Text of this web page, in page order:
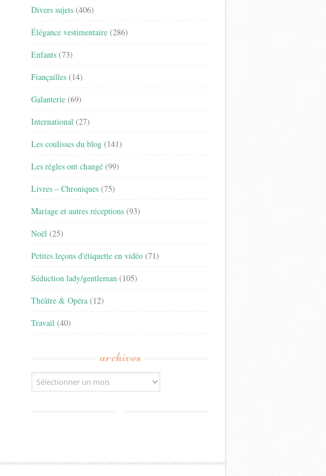
Divers sujets (406)
Élégance vestimentaire (286)
Enfants (73)
Fiançailles (14)
Galanterie (69)
International (27)
Les coulisses du blog (141)
Les règles ont changé (99)
Livres – Chroniques (75)
Mariage et autres réceptions (93)
Noël (25)
Petites leçons d'étiquette en vidéo (71)
Séduction lady/gentleman (105)
Théâtre & Opéra (12)
Travail (40)
archives
Archives